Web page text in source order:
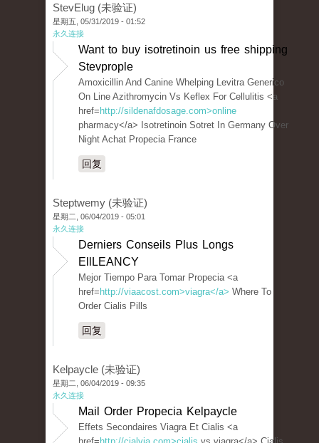
StevElug (未验证)
星期五, 05/31/2019 - 01:52
永久连接
Want to buy isotretinoin us free shipping
Stevprople
Amoxicillin And Canine Whelping Levitra Generico
On Line Azithromycin Vs Keflex For Cellulitis <a
href= http://sildenafdosage.com>online
pharmacy</a> Isotretinoin Sotret In Germany Over
Night Achat Propecia France
回复
Steptwemy (未验证)
星期二, 06/04/2019 - 05:01
永久连接
Derniers Conseils Plus Longs
EllLEANCY
Mejor Tiempo Para Tomar Propecia <a
href= http://viaacost.com>viagra</a> Where To
Order Cialis Pills
回复
Kelpaycle (未验证)
星期二, 06/04/2019 - 09:35
永久连接
Mail Order Propecia Kelpaycle
Effets Secondaires Viagra Et Cialis <a